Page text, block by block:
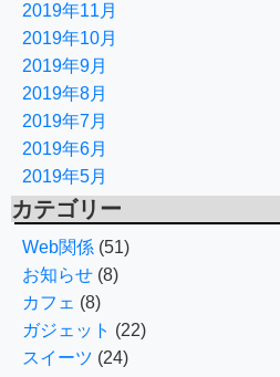
2019年11月
2019年10月
2019年9月
2019年8月
2019年7月
2019年6月
2019年5月
カテゴリー
Web関係 (51)
お知らせ (8)
カフェ (8)
ガジェット (22)
スイーツ (24)